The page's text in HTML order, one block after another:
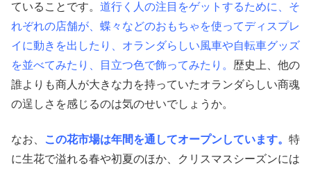
ていることです。 道行く人の注目をゲットするために、そ
れぞれの店舗が、蝶々などのおもちゃを使ってディスプレ
イに動きを出したり、オランダらしい風車や自転車グッズ
を並べてみたり、目立つ色で飾ってみたり。 歴史上、他の
誰よりも商人が大きな力を持っていたオランダらしい商魂
の逞しさを感じるのは気のせいでしょうか。
なお、 この花市場は年間を通してオープンしています。 特
に生花で溢れる春や初夏のほか、クリスマスシーズンには